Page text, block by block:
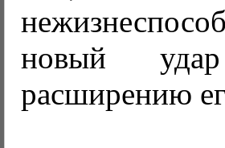
новый
расширению